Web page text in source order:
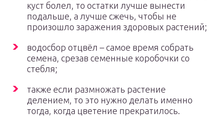
куст болел, то остатки лучше вынести
подальше, а лучше сжечь, чтобы не
произошло заражения здоровых растений;
водосбор отцвёл – самое время собрать
семена, срезав семенные коробочки со
стебля;
также если размножать растение
делением, то это нужно делать именно
тогда, когда цветение прекратилось.